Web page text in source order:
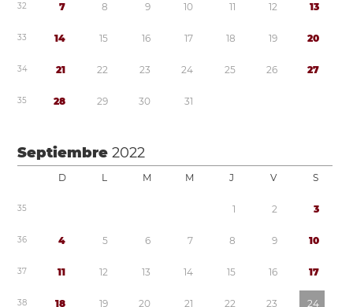
32 7 8 9 10 11 12 13
33 14 15 16 17 18 19 20
34 21 22 23 24 25 26 27
35 28 29 30 31
Septiembre2022
D L M M J V S
35 1 2 3
36 4 5 6 7 8 9 10
37 11 12 13 14 15 16 17
38 18 19 20 21 22 23 24